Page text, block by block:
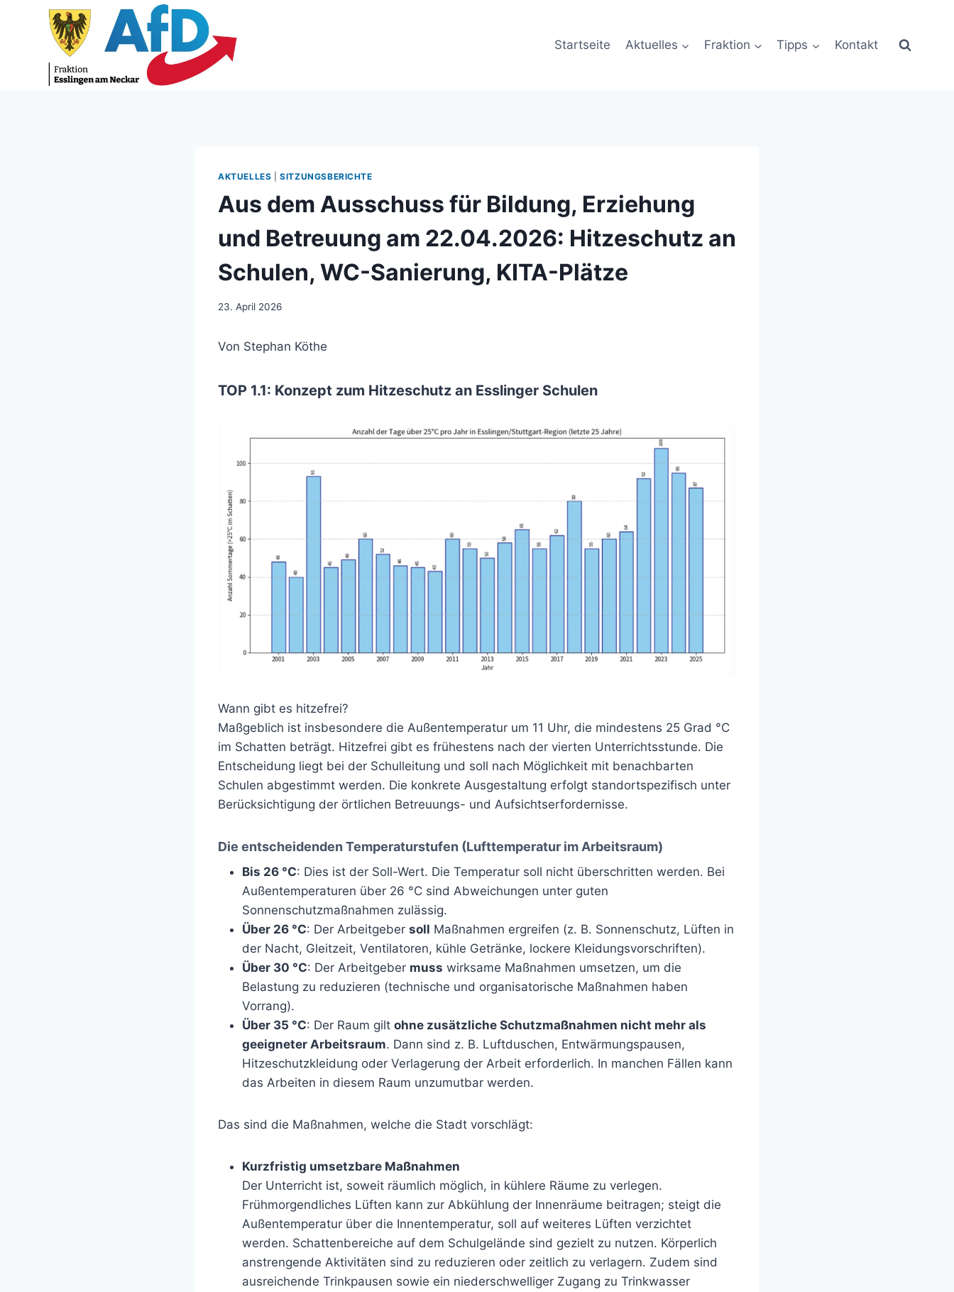
Startseite Aktuelles Fraktion Tipps Kontakt
AKTUELLES |SITZUNGSBERICHTE
Aus dem Ausschuss für Bildung, Erziehung
und Betreuung am 22.04.2026: Hitzeschutz an
Schulen, WC-Sanierung, KITA-Plätze
23. April 2026
Von Stephan Köthe
TOP 1.1: Konzept zum Hitzeschutz an Esslinger Schulen
Wann gibt es hitzefrei?
Maßgeblich ist insbesondere die Außentemperatur um 11 Uhr, die mindestens 25 Grad °C
im Schatten beträgt. Hitzefrei gibt es frühestens nach der vierten Unterrichtsstunde. Die
Entscheidung liegt bei der Schulleitung und soll nach Möglichkeit mit benachbarten
Schulen abgestimmt werden. Die konkrete Ausgestaltung erfolgt standortspezifisch unter
Berücksichtigung der örtlichen Betreuungs- und Aufsichtserfordernisse.
Die entscheidenden Temperaturstufen (Lufttemperatur im Arbeitsraum)
Bis 26 °C: Dies ist der Soll-Wert. Die Temperatur soll nicht überschritten werden. Bei
Außentemperaturen über 26 °C sind Abweichungen unter guten
Sonnenschutzmaßnahmen zulässig.
Über 26 °C: Der Arbeitgeber soll Maßnahmen ergreifen (z. B. Sonnenschutz, Lüften in
der Nacht, Gleitzeit, Ventilatoren, kühle Getränke, lockere Kleidungsvorschriften).
Über 30 °C: Der Arbeitgeber muss wirksame Maßnahmen umsetzen, um die
Belastung zu reduzieren (technische und organisatorische Maßnahmen haben
Vorrang).
Über 35 °C: Der Raum gilt ohne zusätzliche Schutzmaßnahmen nicht mehr als
geeigneter Arbeitsraum. Dann sind z. B. Luftduschen, Entwärmungspausen,
Hitzeschutzkleidung oder Verlagerung der Arbeit erforderlich. In manchen Fällen kann
das Arbeiten in diesem Raum unzumutbar werden.
Das sind die Maßnahmen, welche die Stadt vorschlägt:
Kurzfristig umsetzbare Maßnahmen
Der Unterricht ist, soweit räumlich möglich, in kühlere Räume zu verlegen.
Frühmorgendliches Lüften kann zur Abkühlung der Innenräume beitragen; steigt die
Außentemperatur über die Innentemperatur, soll auf weiteres Lüften verzichtet
werden. Schattenbereiche auf dem Schulgelände sind gezielt zu nutzen. Körperlich
anstrengende Aktivitäten sind zu reduzieren oder zeitlich zu verlagern. Zudem sind
ausreichende Trinkpausen sowie ein niederschwelliger Zugang zu Trinkwasser